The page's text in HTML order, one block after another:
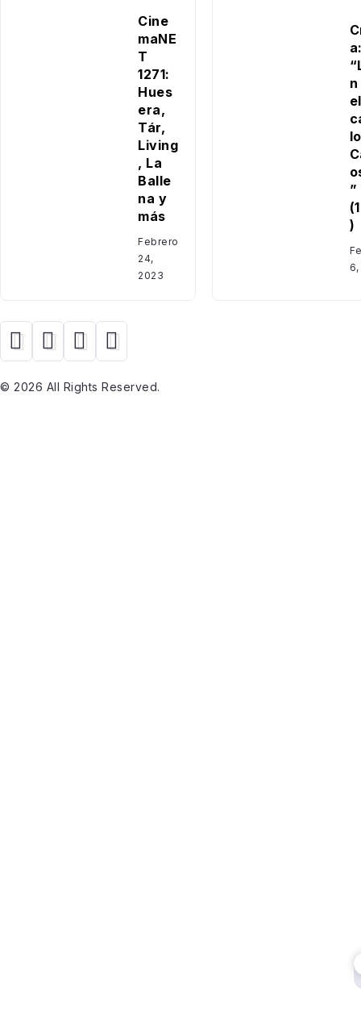
Cine
maNE
T
1271:
Hues
era,
Tár,
Living
, La
Balle
na y
más
Febrero
24,
2023
n
el
”
)
© 2026 All Rights Reserved.